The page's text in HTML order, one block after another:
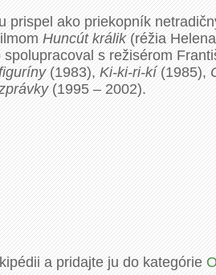
ako priekopník
Huncút králik(réžia
s režisérom
(1983),Ki-ki-ri-kí(1985),
(1995 – 2002).
a pridajte ju do kategórie